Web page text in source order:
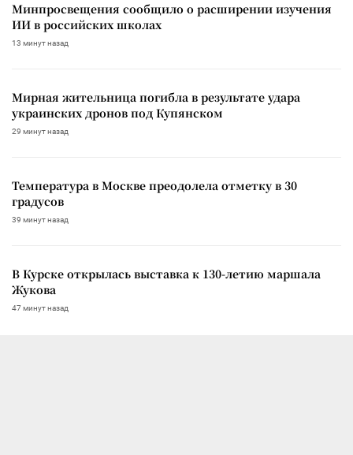
Минпросвещения сообщило о расширении изучения
ИИ в российских школах
13 минут назад
Мирная жительница погибла в результате удара
украинских дронов под Купянском
29 минут назад
Температура в Москве преодолела отметку в 30
градусов
39 минут назад
В Курске открылась выставка к 130-летию маршала
Жукова
47 минут назад